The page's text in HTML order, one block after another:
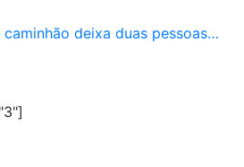
deixa duas pessoas…